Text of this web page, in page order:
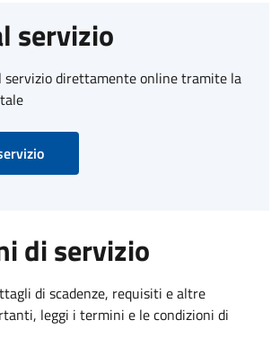
servizio
servizio direttamente online tramite la
di servizio
di scadenze, requisiti e altre
leggi i termini e le condizioni di